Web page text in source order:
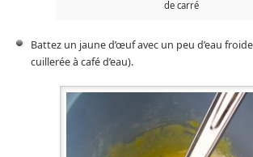
de carré
Battez un jaune d’œuf avec un peu d’eau
cuillerée à café d’eau).